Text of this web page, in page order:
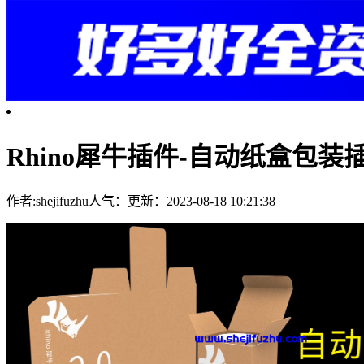
Rhino犀牛插件-自动纸盒包装
作者:shejifuzhu人气： 更新：2023-08-18 10:21:38